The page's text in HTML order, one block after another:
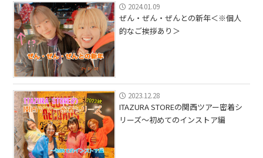
2024.01.09
ぜん・ぜん・ぜんとの新年＜※個人
的なご挨拶あり＞
2023.12.28
ITAZURA STOREの関西ツアー密着シ
リーズ〜初めてのインストア編